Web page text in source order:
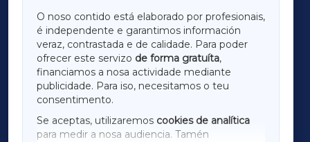
O noso contido está elaborado por profesionais,
é independente e garantimos información
veraz, contrastada e de calidade. Para poder
ofrecer este servizo de forma gratuíta,
financiamos a nosa actividade mediante
publicidade. Para iso, necesitamos o teu
consentimento.
Se aceptas, utilizaremos cookies de analítica
para medir a nosa audiencia. Tamén
LUGOXA
TERRACHAXA